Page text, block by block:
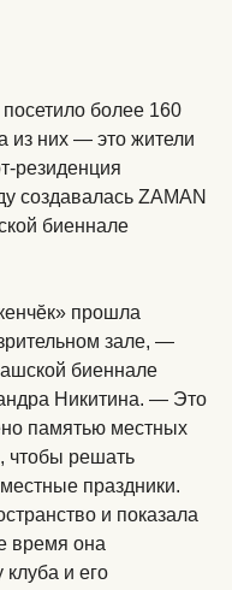
более 160
из них — это жители
резиденция
создавалась ZAMAN
биеннале
прошла
зале, —
биеннале
Никитина. — Это
памятью местных
чтобы решать
праздники.
и показала
время она
и его